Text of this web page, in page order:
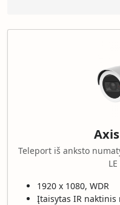
Teleport iš anksto
1920 x 1080, WDR
Įtaisytas IR naktinis